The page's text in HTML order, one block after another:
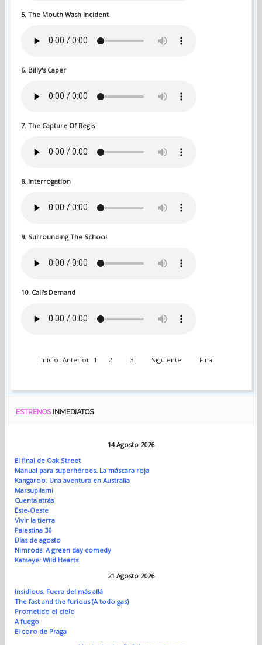
5. The Mouth Wash Incident
6. Billy's Caper
7. The Capture Of Regis
8. Interrogation
9. Surrounding The School
10. Call's Demand
Inicio Anterior 1 2 3 Siguiente Final
ESTRENOS INMEDIATOS
14 Agosto 2026
El final de Oak Street
Manual para superhéroes. La máscara roja
Kangaroo. Una aventura en Australia
Marsupilami
Cuenta atrás
Este-Oeste
Vivir la tierra
Palestina 36
Días de agosto
Nimrods: A green day comedy
Katseye: Wild Hearts
21 Agosto 2026
Insidious. Fuera del más allá
The fast and the furious (A todo gas)
Prometido el cielo
A fuego
El coro de Praga